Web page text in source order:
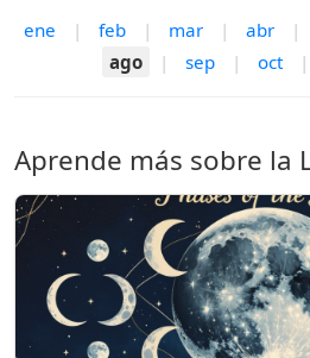
ene | feb | mar | abr |
ago
| sep | oct |
Aprende más sobre la